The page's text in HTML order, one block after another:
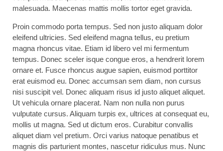
malesuada. Maecenas mattis mollis tortor eget gravida.
Proin commodo porta tempus. Sed non justo aliquam dolor
eleifend ultricies. Sed eleifend magna tellus, eu pretium
magna rhoncus vitae. Etiam id libero vel mi fermentum
tempus. Donec sceler isque congue eros, a hendrerit lorem
ornare et. Fusce rhoncus augue sapien, euismod porttitor
erat euismod eu. Donec accumsan sem diam, non cursus
nisi suscipit vel. Donec aliquam risus id justo aliquet aliquet.
Ut vehicula ornare placerat. Nam non nulla non purus
vulputate cursus. Aliquam turpis ex, ultrices at consequat eu,
mollis ut magna. Sed ut dictum eros. Curabitur convallis
aliquet diam vel pretium. Orci varius natoque penatibus et
magnis dis parturient montes, nascetur ridiculus mus. Nunc